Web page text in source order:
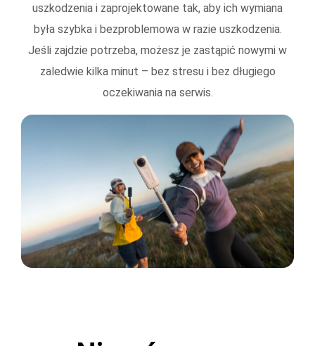
uszkodzenia i zaprojektowane tak, aby ich wymiana
była szybka i bezproblemowa w razie uszkodzenia.
Jeśli zajdzie potrzeba, możesz je zastąpić nowymi w
zaledwie kilka minut – bez stresu i bez długiego
oczekiwania na serwis.